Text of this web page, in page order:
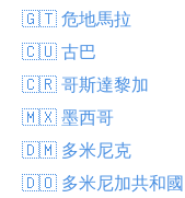
🇬🇹 危地馬拉
🇨🇺 古巴
🇨🇷 哥斯達黎加
🇲🇽 墨西哥
🇩🇲 多米尼克
🇩🇴 多米尼加共和國